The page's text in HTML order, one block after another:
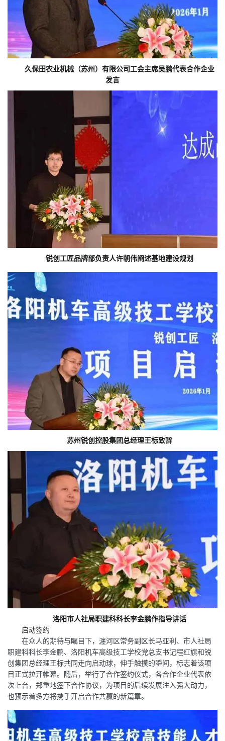
久保田农业机械（苏州）有限公司工会主席吴鹏代表合作企业
发言
锐创工匠品牌部负责人许朝伟阐述基地建设规划
苏州锐创控股集团总经理王标致辞
洛阳市人社局职建科科长李金鹏作指导讲话
启动签约
在众人的期待与瞩目下，瀍河区常务副区长马亚利、市人社局
职建科科长李金鹏、洛阳机车高级技工学校党总支书记程红旗和锐
创集团总经理王标共同走向启动球，伸手触摸的瞬间，标志着该项
目正式拉开帷幕。随后，举行了合作签约仪式，各合作企业代表依
次上台，郑重地签下合作协议，为项目的后续发展注入强大动力，
也预示着多方将携手开启合作共赢的新篇章。